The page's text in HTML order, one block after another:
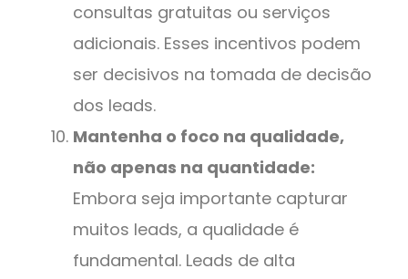
consultas gratuitas ou serviços
adicionais. Esses incentivos podem
ser decisivos na tomada de decisão
dos leads.
Mantenha o foco na qualidade,
não apenas na quantidade:
Embora seja importante capturar
muitos leads, a qualidade é
fundamental. Leads de alta